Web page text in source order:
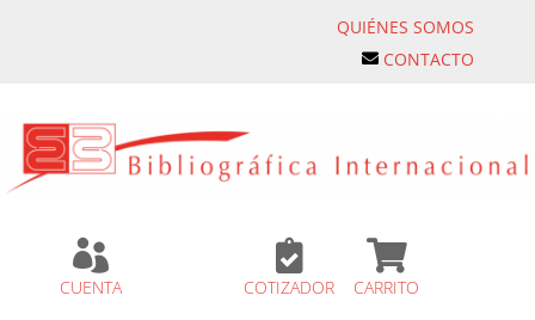
QUIÉNES SOMOS
CONTACTO

CUENTA

COTIZADOR

CARRITO